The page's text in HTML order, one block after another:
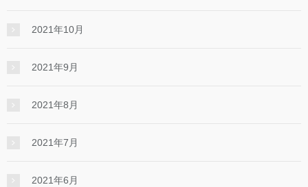
2021年10月
2021年9月
2021年8月
2021年7月
2021年6月